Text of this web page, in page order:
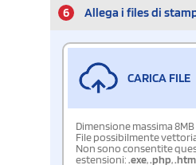
6 Allega i files di
CARICA FILE
Dimensione massima 8MB
File possibilmente
Non sono consentite
estensioni:.exe,.php,